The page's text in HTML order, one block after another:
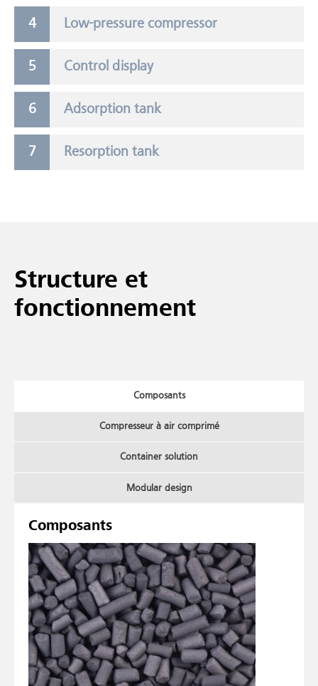
Low-pressure compressor
Control display
Adsorption tank
Resorption tank
Structure et
fonctionnement
Composants
Compresseur à air comprimé
Container solution
Modular design
Composants